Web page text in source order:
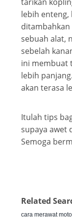
lebih enteng,
ditambahkan
sebuah alat,
sebelah
ini membuat
lebih
akan terasa
Itulah tips
supaya awet
Semoga
Related
cara merawat